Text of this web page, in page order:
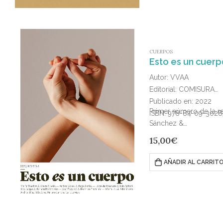
CUERPOS
Esto es un
Autor: VVAA
Editorial: COMISURA
Publicado en: 2022
ISBN: 978-84-09-
Primer número de la
Sánchez &…
15,00€
AÑADIR AL CARRITO